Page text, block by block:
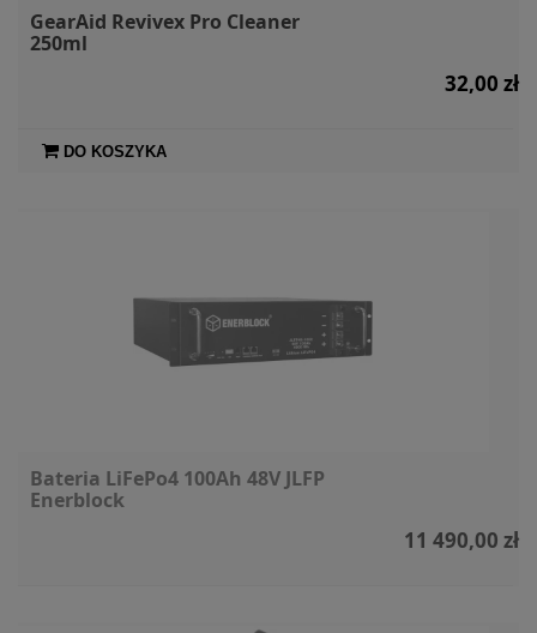
GearAid Revivex Pro Cleaner
250ml
32,00 zł
DO KOSZYKA
Bateria LiFePo4 100Ah 48V JLFP
Enerblock
11 490,00 zł